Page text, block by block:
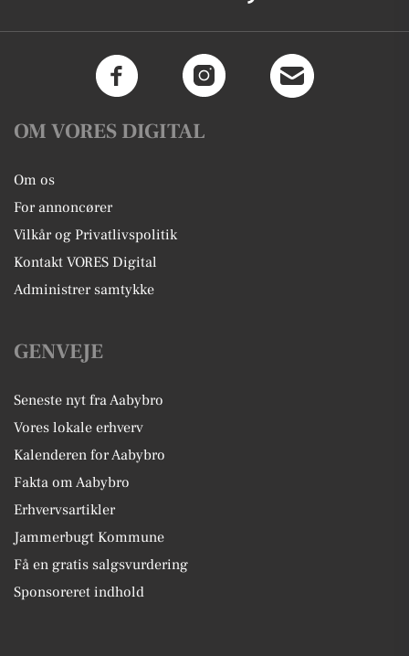
OM VORES DIGITAL
Om os
For annoncører
Vilkår og Privatlivspolitik
Kontakt VORES Digital
Administrer samtykke
GENVEJE
Seneste nyt fra Aabybro
Vores lokale erhverv
Kalenderen for Aabybro
Fakta om Aabybro
Erhvervsartikler
Jammerbugt Kommune
Få en gratis salgsvurdering
Sponsoreret indhold